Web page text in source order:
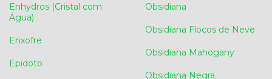
Enhydros (Cristal com
Água)
Enxofre
Epidoto
Obsidiana
Obsidiana Flocos de Neve
Obsidiana Mahogany
Obsidiana Negra